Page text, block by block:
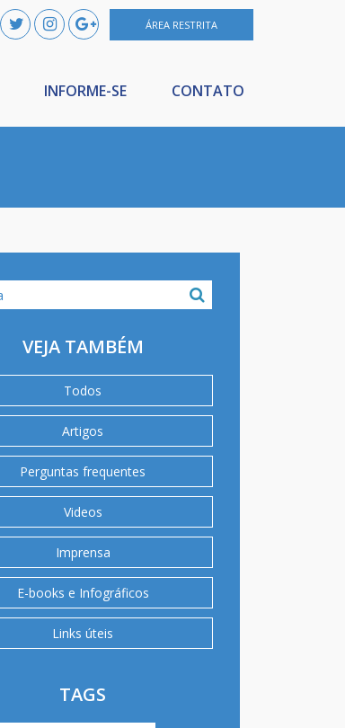
ÁREA RESTRITA
INFORME-SE CONTATO
VEJA TAMBÉM
Todos
Artigos
Perguntas frequentes
Videos
Imprensa
E-books e Infográficos
Links úteis
TAGS